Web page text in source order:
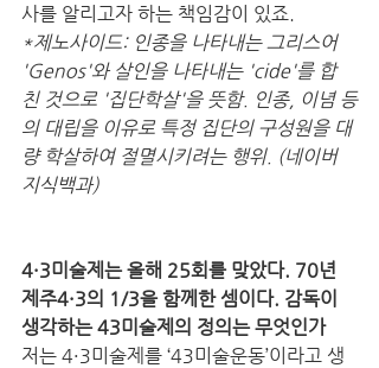
사를 알리고자 하는 책임감이 있죠.
*제노사이드: 인종을 나타내는 그리스어
'Genos'와 살인을 나타내는 'cide'를 합
친 것으로 '집단학살'을 뜻함. 인종, 이념 등
의 대립을 이유로 특정 집단의 구성원을 대
량 학살하여 절멸시키려는 행위. (네이버
지식백과)
4·3미술제는 올해 25회를 맞았다. 70년
제주4·3의 1/3을 함께한 셈이다. 감독이
생각하는 43미술제의 정의는 무엇인가
저는 4·3미술제를 ‘43미술운동’이라고 생